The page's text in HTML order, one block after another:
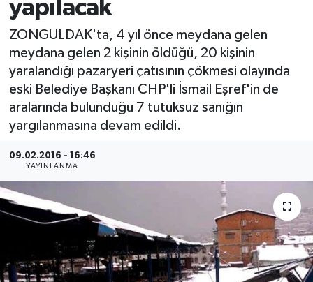
yapılacak
ZONGULDAK'ta, 4 yıl önce meydana gelen
meydana gelen 2 kişinin öldüğü, 20 kişinin
yaralandığı pazaryeri çatısının çökmesi olayında
eski Belediye Başkanı CHP'li İsmail Eşref'in de
aralarında bulunduğu 7 tutuksuz sanığın
yargılanmasına devam edildi.
09.02.2016 - 16:46
YAYINLANMA
Sağlık
Sinema
Sivil Toplum
Siyaset
Spor
Turizm